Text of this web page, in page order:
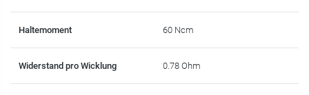
Haltemoment 60 Ncm
Widerstand pro Wicklung 0.78 Ohm